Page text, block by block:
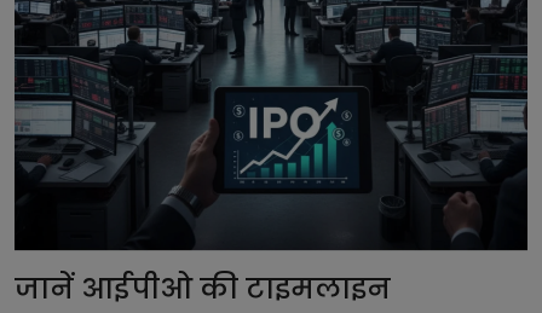
जानें आईपीओ की टाइमलाइन